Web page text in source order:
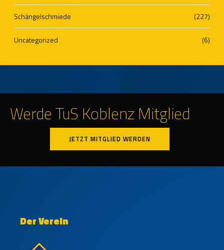
Schängelschmiede (227)
Uncategorized (6)
Werde TuS Koblenz Mitglied
JETZT MITGLIED WERDEN
Der Verein